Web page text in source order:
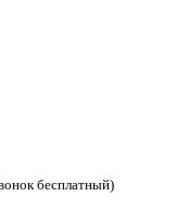
бесплатный)